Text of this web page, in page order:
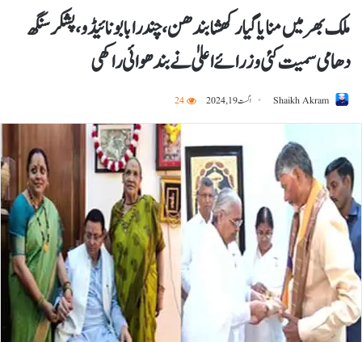
ملک بھر میں منایا گیا رکھشا بندھن، چندرابابو نائیڈو، پشکر سنگھ
دھامی سمیت کئی وزرائے اعلیٰ نے بندھوائی راکھی
Shaikh Akram اگست 19, 2024 24